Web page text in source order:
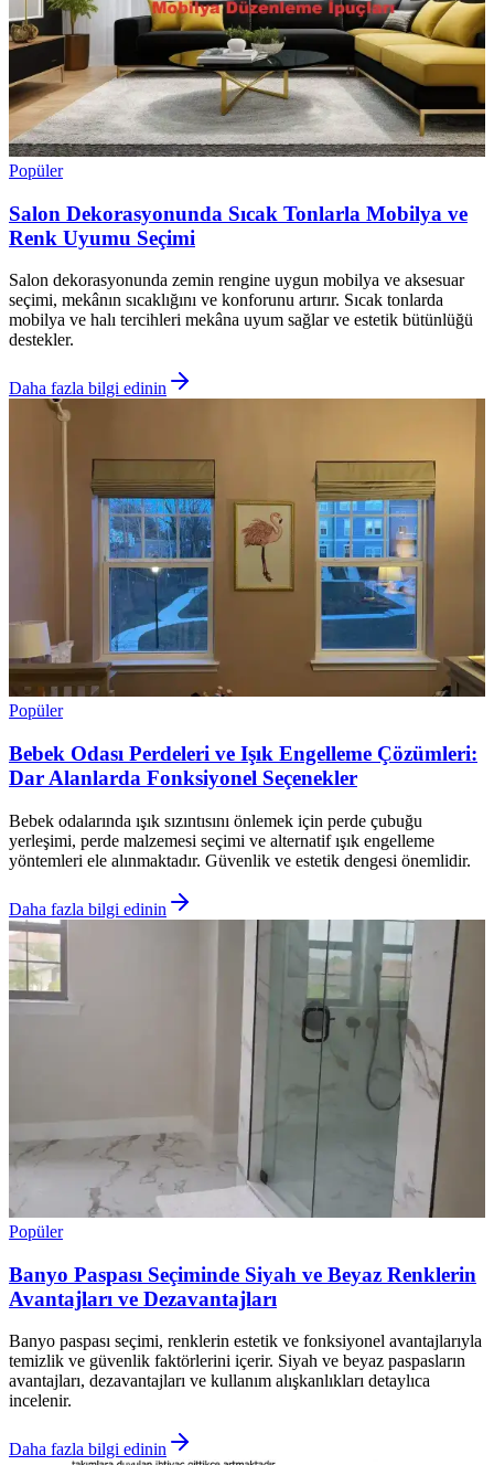
Popüler
Salon Dekorasyonunda Sıcak Tonlarla Mobilya ve
Renk Uyumu Seçimi
Salon dekorasyonunda zemin rengine uygun mobilya ve aksesuar
seçimi, mekânın sıcaklığını ve konforunu artırır. Sıcak tonlarda
mobilya ve halı tercihleri mekâna uyum sağlar ve estetik bütünlüğü
destekler.
Daha fazla bilgi edinin
Popüler
Bebek Odası Perdeleri ve Işık Engelleme Çözümleri:
Dar Alanlarda Fonksiyonel Seçenekler
Bebek odalarında ışık sızıntısını önlemek için perde çubuğu
yerleşimi, perde malzemesi seçimi ve alternatif ışık engelleme
yöntemleri ele alınmaktadır. Güvenlik ve estetik dengesi önemlidir.
Daha fazla bilgi edinin
Popüler
Banyo Paspası Seçiminde Siyah ve Beyaz Renklerin
Avantajları ve Dezavantajları
Banyo paspası seçimi, renklerin estetik ve fonksiyonel avantajlarıyla
temizlik ve güvenlik faktörlerini içerir. Siyah ve beyaz paspasların
avantajları, dezavantajları ve kullanım alışkanlıkları detaylıca
incelenir.
Daha fazla bilgi edinin